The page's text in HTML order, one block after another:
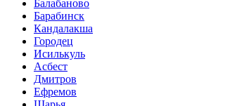
Балабаново
Барабинск
Кандалакша
Городец
Исилькуль
Асбест
Дмитров
Ефремов